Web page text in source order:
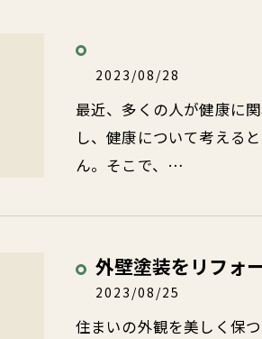
2023/08/28
最近、多くの人が健康に
し、健康について考える
ん。そこで、…
外壁塗装をリフォ
2023/08/25
住まいの外観を美しく保